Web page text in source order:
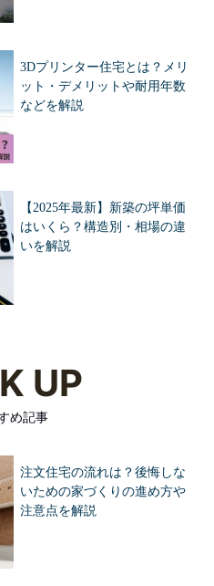
3Dプリンター住宅とは？メリ
ット・デメリットや耐用年数
などを解説
【2025年最新】新築の坪単価
はいくら？構造別・相場の違
いを解説
UP
め記事
注文住宅の流れは？後悔しな
いための家づくりの進め方や
注意点を解説